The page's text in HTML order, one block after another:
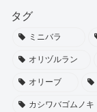
タグ
ミニバラ
オリヅルラン
オリーブ
カシワバゴムノキ